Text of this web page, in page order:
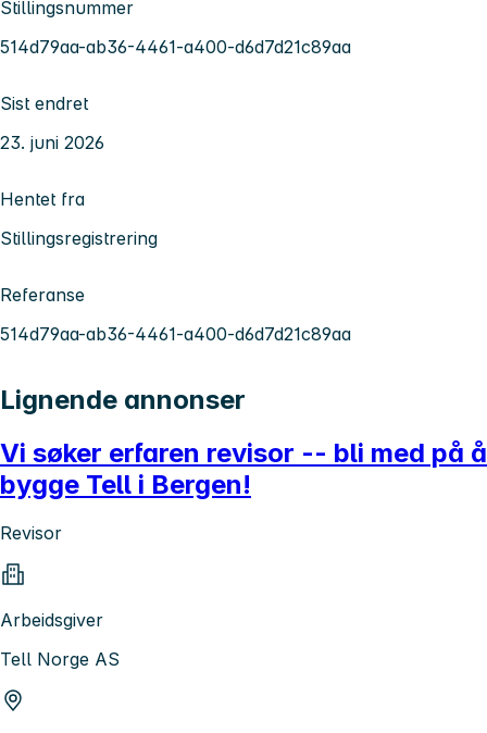
Stillingsnummer
514d79aa-ab36-4461-a400-d6d7d21c89aa
Sist endret
23. juni 2026
Hentet fra
Stillingsregistrering
Referanse
514d79aa-ab36-4461-a400-d6d7d21c89aa
Lignende annonser
Vi søker erfaren revisor -- bli med på å
bygge Tell i Bergen!
Revisor
Arbeidsgiver
Tell Norge AS